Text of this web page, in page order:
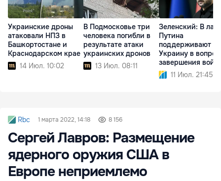
Украинские дроны
атаковали НПЗ в
Башкортостане и
Краснодарском крае
14 Июл. 10:02
В Подмосковье три
человека погибли в
результате атаки
украинских дронов
13 Июл. 08:11
Зеленский: В
Путина
поддерживают
Украину в
завершения
11 Июл. 21:45
Rbc 1 марта 2022, 14:18 8 156
Сергей Лавров: Размещение
ядерного оружия США в
Европе неприемлемо